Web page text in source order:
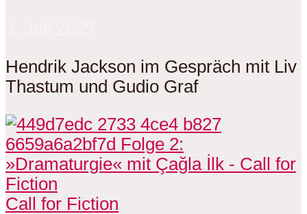
Hendrik Jackson im Gespräch mit Liv
Thastum und Gudio Graf
Call for Fiction